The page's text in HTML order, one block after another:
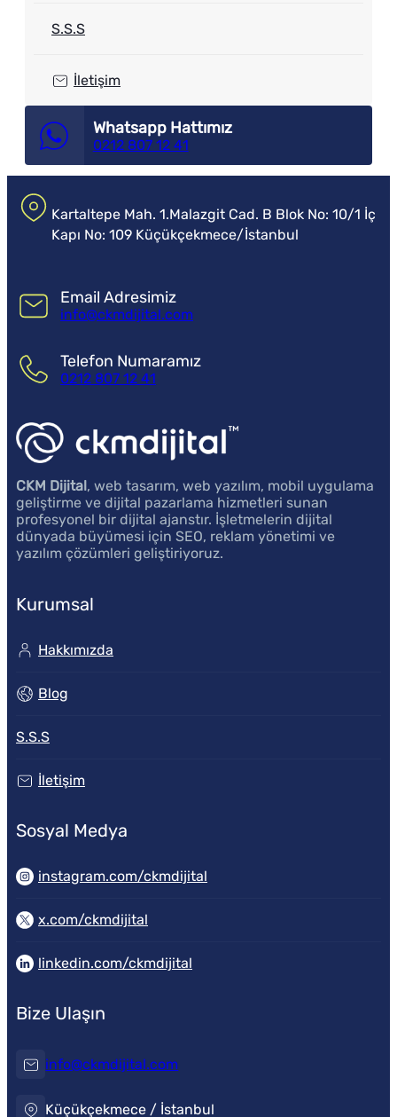
S.S.S
İletişim
Whatsapp Hattımız
0212 807 12 41
Kartaltepe Mah. 1.Malazgit Cad. B Blok No: 10/1 İç
Kapı No: 109 Küçükçekmece/İstanbul
Email Adresimiz
info@ckmdijital.com
Telefon Numaramız
0212 807 12 41
CKM Dijital, web tasarım, web yazılım, mobil uygulama
geliştirme ve dijital pazarlama hizmetleri sunan
profesyonel bir dijital ajanstır. İşletmelerin dijital
dünyada büyümesi için SEO, reklam yönetimi ve
yazılım çözümleri geliştiriyoruz.
Kurumsal
Hakkımızda
Blog
S.S.S
İletişim
Sosyal Medya
instagram.com/ckmdijital
x.com/ckmdijital
linkedin.com/ckmdijital
Bize Ulaşın
info@ckmdijital.com
Küçükçekmece / İstanbul